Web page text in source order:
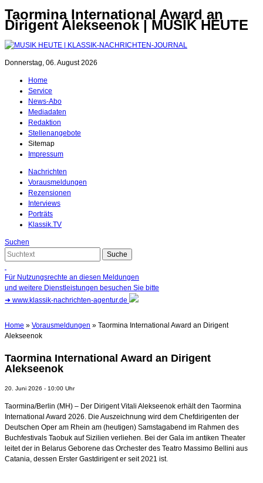
Taormina International Award an
Dirigent Alekseenok | MUSIK HEUTE
Donnerstag, 06. August 2026
Home
Service
News-Abo
Mediadaten
Redaktion
Stellenangebote
Sitemap
Impressum
Nachrichten
Vorausmeldungen
Rezensionen
Interviews
Porträts
Klassik.TV
Suchen
Für Nutzungsrechte an diesen Meldungen
und weitere Dienstleistungen besuchen Sie bitte
➜ www.klassik-nachrichten-agentur.de
Home » Vorausmeldungen » Taormina International Award an Dirigent
Alekseenok
Taormina International Award an Dirigent
Alekseenok
20. Juni 2026 - 10:00 Uhr
Taormina/Berlin (MH) – Der Dirigent Vitali Alekseenok erhält den Taormina
International Award 2026. Die Auszeichnung wird dem Chefdirigenten der
Deutschen Oper am Rhein am (heutigen) Samstagabend im Rahmen des
Buchfestivals Taobuk auf Sizilien verliehen. Bei der Gala im antiken Theater
leitet der in Belarus Geborene das Orchester des Teatro Massimo Bellini aus
Catania, dessen Erster Gastdirigent er seit 2021 ist.